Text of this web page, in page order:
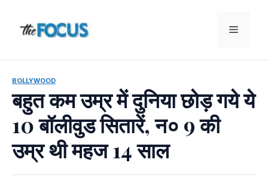
content
Menu
BOLLYWOOD
बहुत कम उम्र में दुनिया छोड़ गये ये
10 बॉलीवुड सितारें, न० 9 की
उम्र थी महज 14 साल